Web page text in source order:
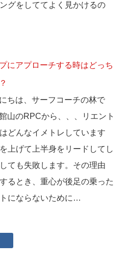
グをしててよく見かけるの
にアプローチする時はどっち
ちは、サーフコーチの林で
山のRPCから、、、リエント
どんなイメトレしています
上げて上半身をリードしてし
ても失敗します。その理由
るとき、重心が後足の乗った
にならないために…